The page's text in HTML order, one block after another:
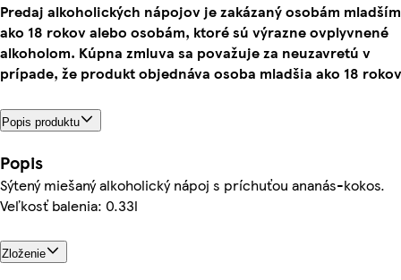
Predaj alkoholických nápojov je zakázaný osobám mladším
ako 18 rokov alebo osobám, ktoré sú výrazne ovplyvnené
alkoholom. Kúpna zmluva sa považuje za neuzavretú v
prípade, že produkt objednáva osoba mladšia ako 18
Popis produktu
Popis
Sýtený miešaný alkoholický nápoj s príchuťou ananás-kokos.
Veľkosť balenia: 0.33l
Zloženie